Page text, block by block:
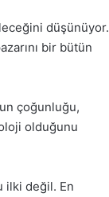
düşünüyor.
bir bütün
çoğunluğu,
olduğunu
ilki değil. En